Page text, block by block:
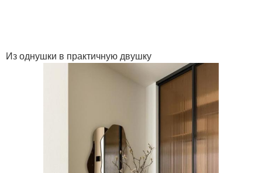
Из однушки в практичную двушку